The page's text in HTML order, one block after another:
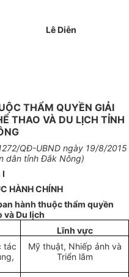
Lê Diễn
THẨM QUYỀN GIẢI
THAO VÀ DU LỊCH TỈNH
/QĐ-UBND ngày 19/8/2015
dân tỉnh Đắk Nông)
I
HÀNH CHÍNH
hành thuộc thẩm quyền
và Du lịch
Lĩnh vực
tác
Mỹ thuật, Nhiếp ảnh và
Triển lãm